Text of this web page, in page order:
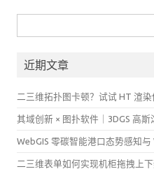
索：
近期文章
二三维拓扑图卡顿？试试 HT 渲染
其域创新 × 图扑软件｜3DGS 高
WebGIS 零碳智能港口态势感知与
二三维表单如何实现机柜拖拽上